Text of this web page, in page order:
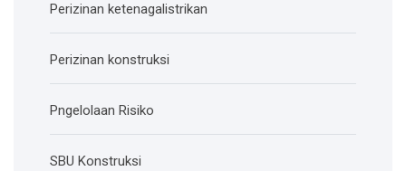
Perizinan ketenagalistrikan
Perizinan konstruksi
Pngelolaan Risiko
SBU Konstruksi